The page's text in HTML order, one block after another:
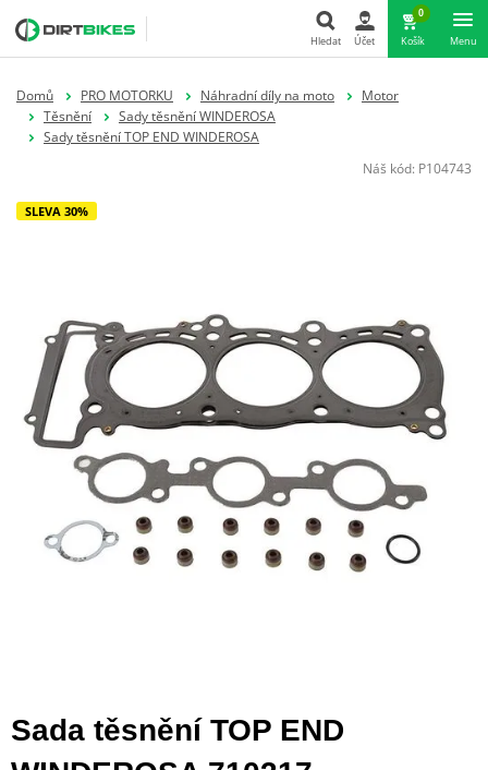
Hledat Účet
0
Košík Menu
Domů PRO MOTORKU Náhradní díly na moto
Motor
Těsnění
Sady těsnění WINDEROSA
Sady těsnění TOP END WINDEROSA
Náš kód: P104743
SLEVA 30%
Sada těsnění TOP END